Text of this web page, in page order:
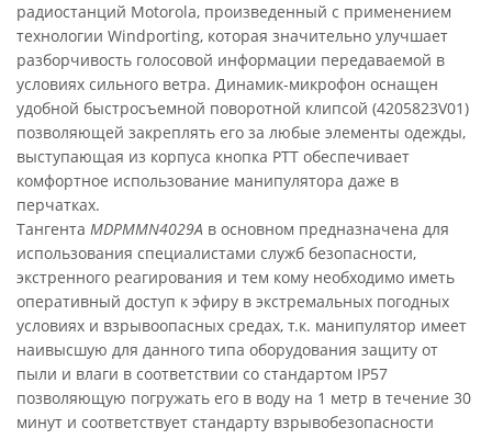
радиостанций Motorola, произведенный с применением
технологии Windporting, которая значительно улучшает
разборчивость голосовой информации передаваемой в
условиях сильного ветра. Динамик-микрофон оснащен
удобной быстросъемной поворотной клипсой (4205823V01)
позволяющей закреплять его за любые элементы одежды,
выступающая из корпуса кнопка PTT обеспечивает
комфортное использование манипулятора даже в
перчатках.
Тангента MDPMMN4029A в основном предназначена для
использования специалистами служб безопасности,
экстренного реагирования и тем кому необходимо иметь
оперативный доступ к эфиру в экстремальных погодных
условиях и взрывоопасных средах, т.к. манипулятор имеет
наивысшую для данного типа оборудования защиту от
пыли и влаги в соответствии со стандартом IP57
позволяющую погружать его в воду на 1 метр в течение 30
минут и соответствует стандарту взрывобезопасности